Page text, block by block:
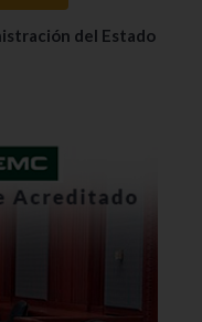
del Estado